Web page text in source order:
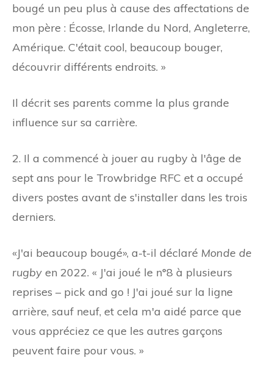
bougé un peu plus à cause des affectations de
mon père : Écosse, Irlande du Nord, Angleterre,
Amérique. C'était cool, beaucoup bouger,
découvrir différents endroits. »
Il décrit ses parents comme la plus grande
influence sur sa carrière.
2. Il a commencé à jouer au rugby à l'âge de
sept ans pour le Trowbridge RFC et a occupé
divers postes avant de s'installer dans les trois
derniers.
«J'ai beaucoup bougé», a-t-il déclaré Monde de
rugby en 2022. « J'ai joué le n°8 à plusieurs
reprises – pick and go ! J'ai joué sur la ligne
arrière, sauf neuf, et cela m'a aidé parce que
vous appréciez ce que les autres garçons
peuvent faire pour vous. »